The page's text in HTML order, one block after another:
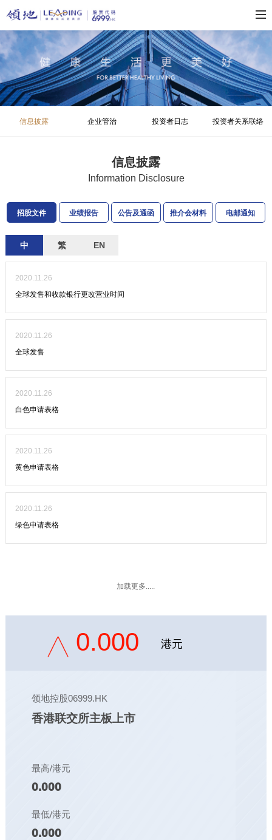
信息披露 企业管治 投资者日志 投资者关系联络
信息披露
Information Disclosure
招股文件 业绩报告 公告及通函 推介会材料 电邮通知
中 繁 EN
2020.11.26
全球发售和收款银行更改营业时间
2020.11.26
全球发售
2020.11.26
白色申请表格
2020.11.26
黄色申请表格
2020.11.26
绿色申请表格
加载更多.....
0.000 港元
领地控股06999.HK
香港联交所主板上市
最高/港元
0.000
最低/港元
0.000